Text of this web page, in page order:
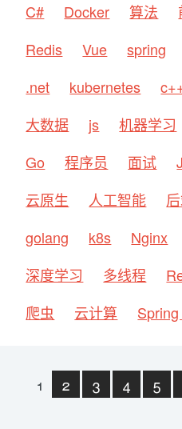
C#
Docker 算法
Redis
Vue spring
.net
kubernetes
大数据
js 机器学习
Go
程序员 面试
云原生
人工智能
golang
k8s Nginx
深度学习
多线程
爬虫
云计算
1 2 3 4 5